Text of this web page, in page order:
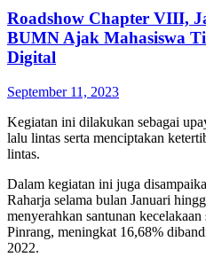
Roadshow Chapter VIII,
BUMN Ajak Mahasiswa
Digital
September 11, 2023
Kegiatan ini dilakukan sebagai
lalu lintas serta menciptakan
lintas.
Dalam kegiatan ini juga
Raharja selama bulan Januari
menyerahkan santunan
Pinrang, meningkat 16,68%
2022.